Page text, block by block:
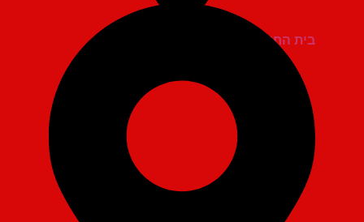
בית החייל תל אביב